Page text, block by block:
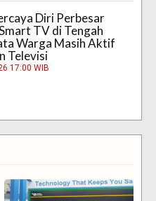
Diri Perbesar
TV di Tengah
Warga Masih Aktif
Televisi
17:00 WIB